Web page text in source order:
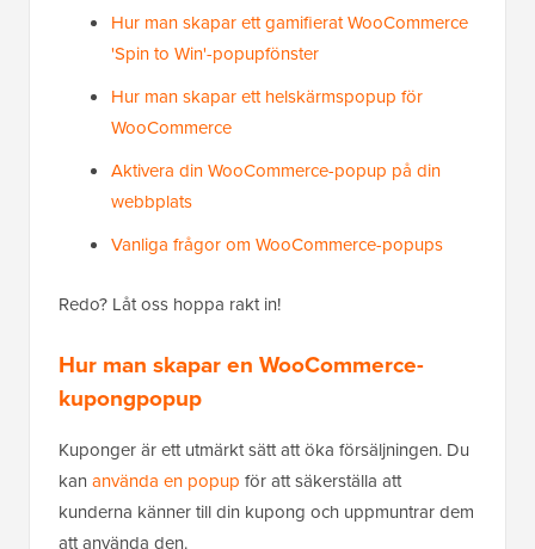
Hur man skapar ett gamifierat WooCommerce
'Spin to Win'-popupfönster
Hur man skapar ett helskärmspopup för
WooCommerce
Aktivera din WooCommerce-popup på din
webbplats
Vanliga frågor om WooCommerce-popups
Redo? Låt oss hoppa rakt in!
Hur man skapar en WooCommerce-
kupongpopup
Kuponger är ett utmärkt sätt att öka försäljningen. Du
kan använda en popup för att säkerställa att
kunderna känner till din kupong och uppmuntrar dem
att använda den.